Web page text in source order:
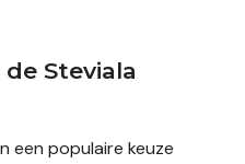
Steviala
een populaire keuze